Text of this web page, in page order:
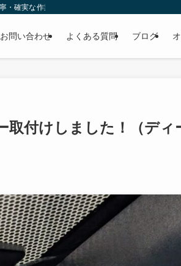
確実な作業で個人様だけでなくディーラーの外
お問い合わせ よくある質問 ブログ
取付けしました！（ディ